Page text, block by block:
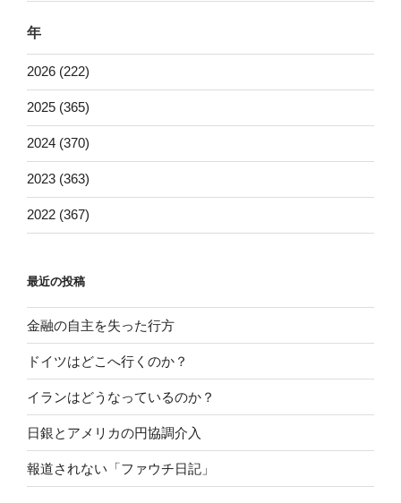
年
2026 (222)
2025 (365)
2024 (370)
2023 (363)
2022 (367)
最近の投稿
金融の自主を失った行方
ドイツはどこへ行くのか？
イランはどうなっているのか？
日銀とアメリカの円協調介入
報道されない「ファウチ日記」